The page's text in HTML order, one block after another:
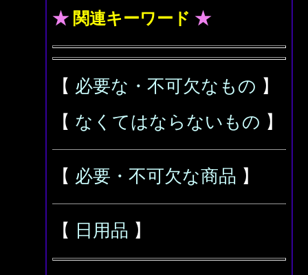
★ 関連キーワード ★
【 必要な・不可欠なもの 】
【 なくてはならないもの 】
【 必要・不可欠な商品 】
【 日用品 】